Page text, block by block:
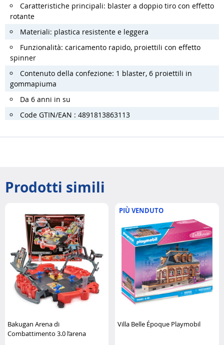
Caratteristiche principali: blaster a doppio tiro con effetto
rotante
Materiali: plastica resistente e leggera
Funzionalità: caricamento rapido, proiettili con effetto
spinner
Contenuto della confezione: 1 blaster, 6 proiettili in
gommapiuma
Da 6 anni in su
Code GTIN/EAN : 4891813863113
Prodotti simili
Bakugan Arena di
Combattimento 3.0 l’arena
PIÙ VENDUTO
Villa Belle Époque Playmobil